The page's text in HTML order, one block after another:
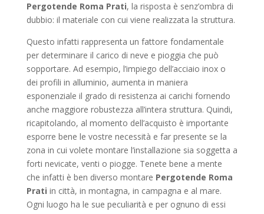
Pergotende Roma Prati, la risposta è senz’ombra di
dubbio: il materiale con cui viene realizzata la struttura.
Questo infatti rappresenta un fattore fondamentale
per determinare il carico di neve e pioggia che può
sopportare. Ad esempio, l’impiego dell’acciaio inox o
dei profili in alluminio, aumenta in maniera
esponenziale il grado di resistenza ai carichi fornendo
anche maggiore robustezza all’intera struttura. Quindi,
ricapitolando, al momento dell’acquisto è importante
esporre bene le vostre necessità e far presente se la
zona in cui volete montare l’installazione sia soggetta a
forti nevicate, venti o piogge. Tenete bene a mente
che infatti è ben diverso montare Pergotende Roma
Prati in città, in montagna, in campagna e al mare.
Ogni luogo ha le sue peculiarità e per ognuno di essi